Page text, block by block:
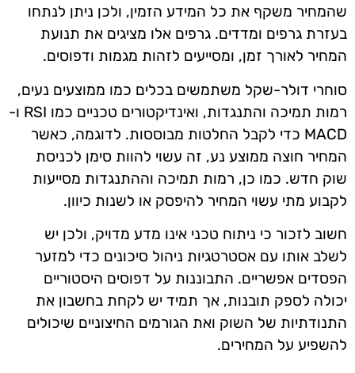
שהמחיר משקף את כל המידע הזמין, ולכן ניתן לנתחו
בעזרת גרפים ומדדים. גרפים אלו מציגים את תנועת
המחיר לאורך זמן, ומסייעים לזהות מגמות ודפוסים.
סוחרי דולר-שקל משתמשים בכלים כמו ממוצעים נעים,
רמות תמיכה והתנגדות, ואינדיקטורים טכניים כמו RSI ו-
MACD כדי לקבל החלטות מבוססות. לדוגמה, כאשר
המחיר חוצה ממוצע נע, זה עשוי להוות סימן לכניסת
שוק חדש. כמו כן, רמות תמיכה וההתנגדות מסייעות
לקבוע מתי עשוי המחיר להיפסק או לשנות כיוון.
חשוב לזכור כי ניתוח טכני אינו מדע מדויק, ולכן יש
לשלב אותו עם אסטרטגיות ניהול סיכונים כדי למזער
הפסדים אפשריים. התבוננות על דפוסים היסטוריים
יכולה לספק תובנות, אך תמיד יש לקחת בחשבון את
התנודתיות של השוק ואת הגורמים החיצוניים שיכולים
להשפיע על המחירים.